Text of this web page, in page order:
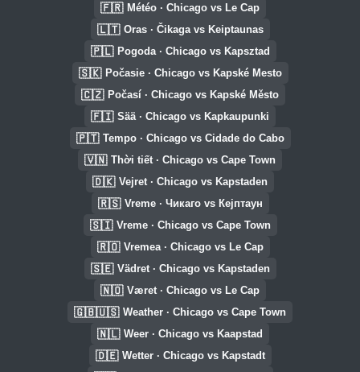
🇫🇷 Météo · Chicago vs Le Cap
🇱🇹 Oras · Čikaga vs Keiptaunas
🇵🇱 Pogoda · Chicago vs Kapsztad
🇸🇰 Počasie · Chicago vs Kapské Mesto
🇨🇿 Počasí · Chicago vs Kapské Město
🇫🇮 Sää · Chicago vs Kapkaupunki
🇵🇹 Tempo · Chicago vs Cidade do Cabo
🇻🇳 Thời tiết · Chicago vs Cape Town
🇩🇰 Vejret · Chicago vs Kapstaden
🇷🇸 Vreme · Чикаго vs Кејптаун
🇸🇮 Vreme · Chicago vs Cape Town
🇷🇴 Vremea · Chicago vs Le Cap
🇸🇪 Vädret · Chicago vs Kapstaden
🇳🇴 Været · Chicago vs Le Cap
🇬🇧🇺🇸 Weather · Chicago vs Cape Town
🇳🇱 Weer · Chicago vs Kaapstad
🇩🇪 Wetter · Chicago vs Kapstadt